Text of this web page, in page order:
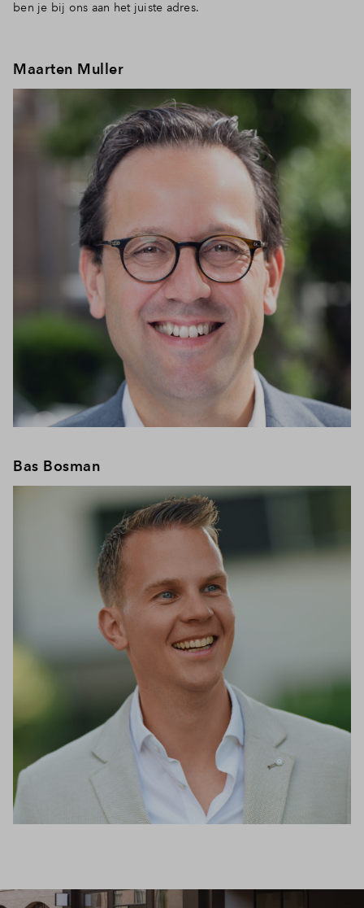
ben je bij ons aan het juiste adres.
Maarten Muller
Bas Bosman